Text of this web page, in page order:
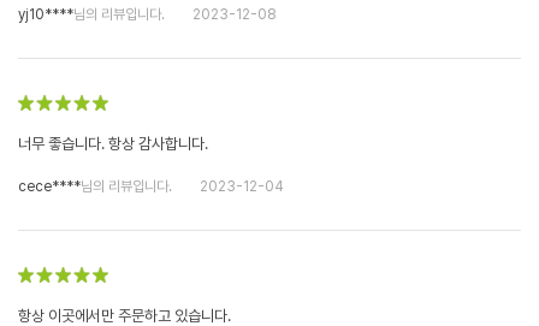
yj10****님의 리뷰입니다. 2023-12-08
너무 좋습니다. 항상 감사합니다.
cece****님의 리뷰입니다. 2023-12-04
항상 이곳에서만 주문하고 있습니다.